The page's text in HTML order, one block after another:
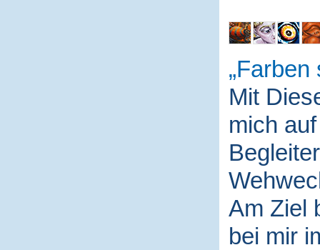
Farben
Mit
mich
Am Ziel
bei mir